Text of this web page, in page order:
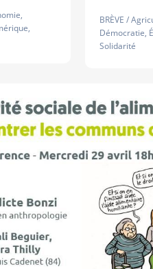
BRÈVE /
Démocratie,
Solidarité
,
,